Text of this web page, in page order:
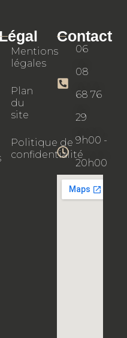
Mentions
légales
Plan
du
site
Politique de
confidentialité
Contact
06
08
68 76
29
9h00 -
20h00